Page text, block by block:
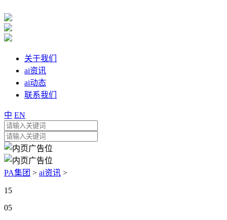
关于我们
ai资讯
ai动态
联系我们
中 EN
PA集团 > ai资讯 >
15
05